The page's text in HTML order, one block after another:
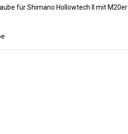
für Shimano Hollowtech II mit M20er